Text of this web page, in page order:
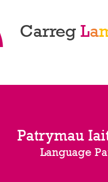
Carreg La
Patrymau
Language